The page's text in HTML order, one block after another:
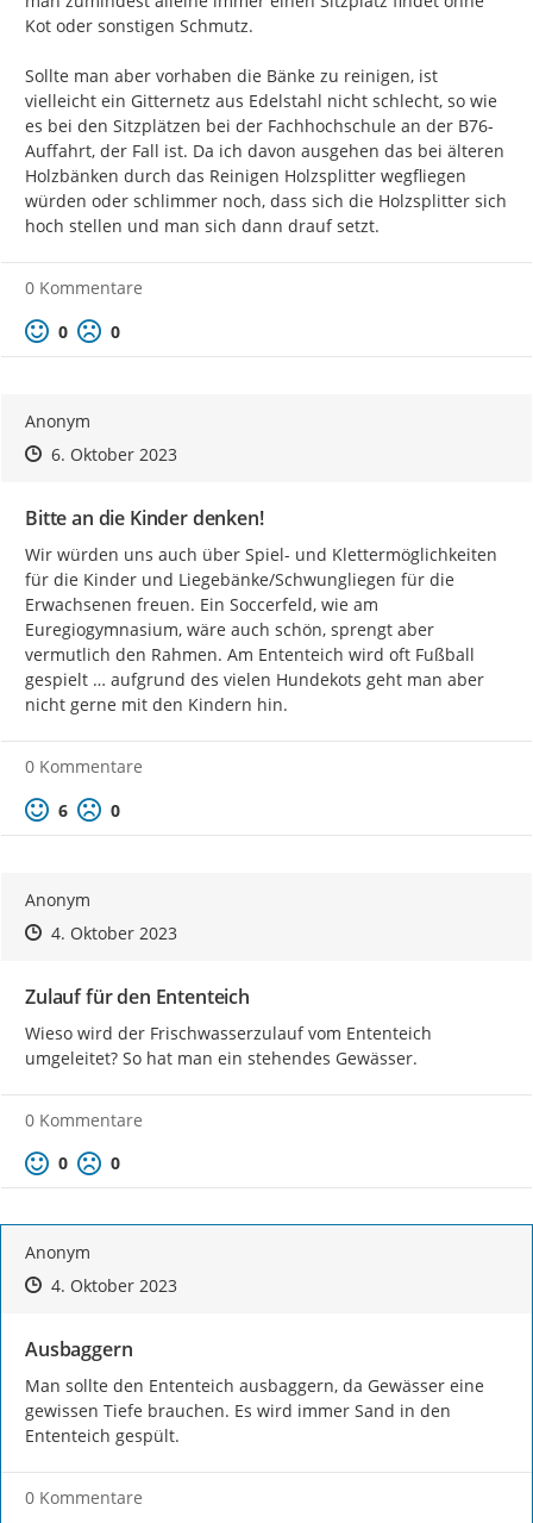
https://beteiligung.nrw.de/portal/bocholt/beteiligung/theme
n/1004017.
"Gegenstände" zu finden.
Hier besteht nun weiterhin die Möglichkeit,
Stellung zu nehmen, Ihre Meinung
mitzuteilen, zu diskutieren, oder die Beiträge
aus der Vor-Ort-Veranstaltung zu bewerten
und zu kommentieren. Diese sind als
"Offline"-Beiträge eingestellt und erkennbar.
Wir bitten Sie, sich zu registrieren, so geben
Sie uns die Möglichkeit, im weiteren Verlauf
noch einmal mit Ihnen in Kontakt zu treten!
geöffnet und im Verlauf werden alle weiteren Informationen
zum Projekt oder weitere Beiträge hier eingestellt.
Machen Sie mit! Diskutieren Sie mit!
Kot oder sonstigen Schmutz.
Sollte man aber vorhaben die Bänke zu reinigen, ist
vielleicht ein Gitternetz aus Edelstahl nicht schlecht, so wie
es bei den Sitzplätzen bei der Fachhochschule an der B76-
Auffahrt, der Fall ist. Da ich davon ausgehen das bei älteren
Holzbänken durch das Reinigen Holzsplitter wegfliegen
würden oder schlimmer noch, dass sich die Holzsplitter sich
hoch stellen und man sich dann drauf setzt.
0 Kommentare
Positive Bewertung
0 Negative Bewertung
0
Anonym
Zeitpunkt des Erstellens
Zeitpunkt des Erstellens
6. Oktober 2023Zur Äußerung
Bitte an die Kinder denken!
Wir würden uns auch über Spiel- und Klettermöglichkeiten
für die Kinder und Liegebänke/Schwungliegen für die
Erwachsenen freuen. Ein Soccerfeld, wie am
Euregiogymnasium, wäre auch schön, sprengt aber
vermutlich den Rahmen. Am Ententeich wird oft Fußball
gespielt … aufgrund des vielen Hundekots geht man aber
nicht gerne mit den Kindern hin.
0 Kommentare
Positive Bewertung
6 Negative Bewertung
0
Anonym
Zeitpunkt des Erstellens
Zeitpunkt des Erstellens
4. Oktober 2023Zur Äußerung
Zulauf für den Ententeich
Wieso wird der Frischwasserzulauf vom Ententeich
umgeleitet? So hat man ein stehendes Gewässer.
0 Kommentare
Positive Bewertung
0 Negative Bewertung
0
Anonym
Zeitpunkt des Erstellens
Zeitpunkt des Erstellens
4. Oktober 2023Zur Äußerung
Ausbaggern
Man sollte den Ententeich ausbaggern, da Gewässer eine
gewissen Tiefe brauchen. Es wird immer Sand in den
Ententeich gespült.
0 Kommentare